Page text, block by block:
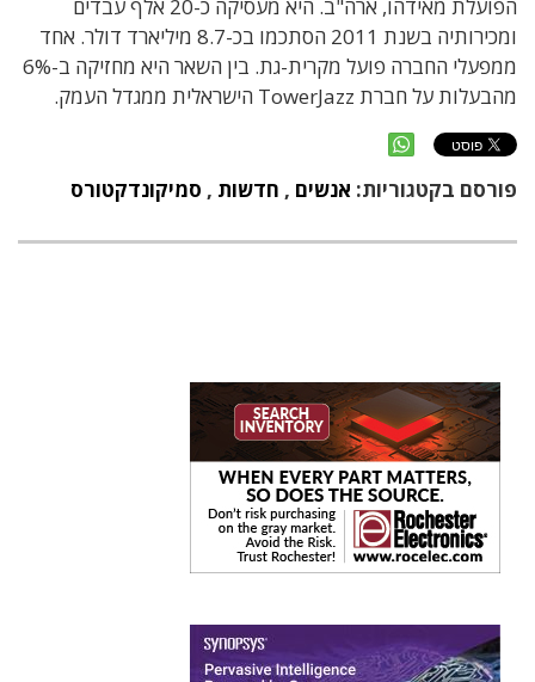
הפועלת מאידהו, ארה"ב. היא מעסיקה כ-20 אלף עבדים
ומכירותיה בשנת 2011 הסתכמו בכ-8.7 מיליארד דולר. אחד
ממפעלי החברה פועל מקרית-גת. בין השאר היא מחזיקה ב-6%
מהבעלות על חברת TowerJazz הישראלית ממגדל העמק.
פורסם בקטגוריות: אנשים , חדשות , סמיקונדקטורס